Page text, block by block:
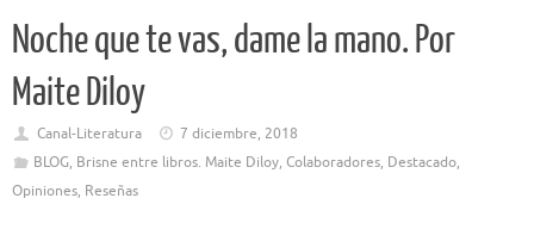
Noche que te vas, dame la mano. Por
Maite Diloy
Canal-Literatura
7 diciembre, 2018
BLOG, Brisne entre libros. Maite Diloy, Colaboradores, Destacado,
Opiniones, Reseñas